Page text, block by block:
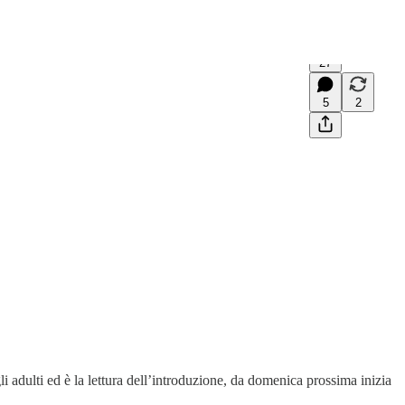
27
5 2
adulti ed è la lettura dell’introduzione, da domenica prossima inizia